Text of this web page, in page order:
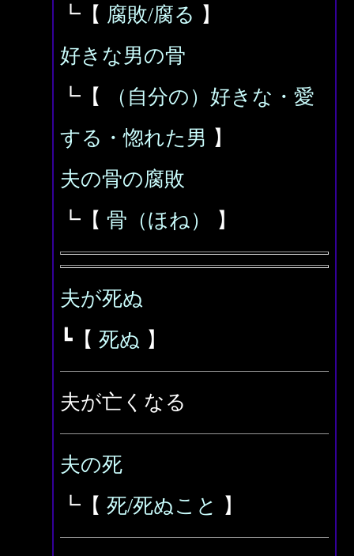
┗【 腐敗/腐る 】
好きな男の骨
┗【
（自分の）好きな・愛
する・惚れた男 】
夫の骨の腐敗
┗【 骨（ほね） 】
夫が死ぬ
┗【 死ぬ 】
夫が亡くなる
夫の死
┗【 死/死ぬこと 】